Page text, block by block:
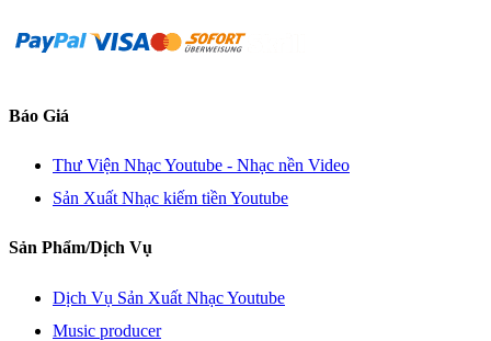
Báo Giá
Thư Viện Nhạc Youtube - Nhạc nền Video
Sản Xuất Nhạc kiếm tiền Youtube
Sản Phẩm/Dịch Vụ
Dịch Vụ Sản Xuất Nhạc Youtube
Music producer